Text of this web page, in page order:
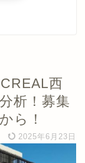
西
析！募集
ら！
2025年6月23日